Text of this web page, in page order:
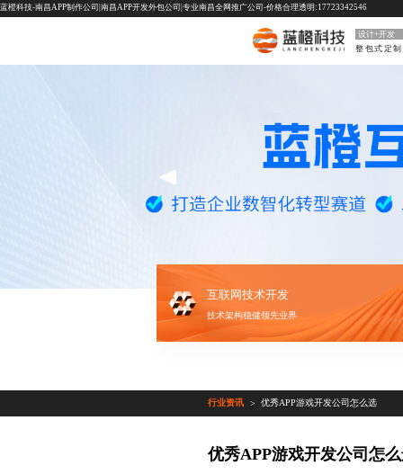
蓝橙科技-南昌APP制作公司|南昌APP开发外包公司|专业南昌全网推广公司-价格合理透明:17723342546
设计+开发
互联网技术开发
技术架构稳健领先业界
行业资讯 > 优秀APP游戏开发公司怎么选
优秀APP游戏开发公司怎